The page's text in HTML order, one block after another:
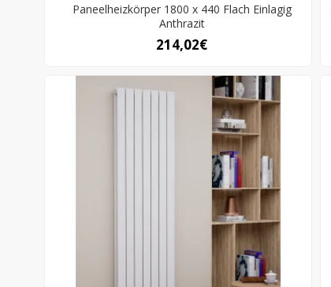
Paneelheizkörper 1800 x 440 Flach Einlagig
Anthrazit
214,02€